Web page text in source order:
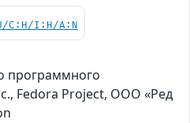
C:H/I:H/A:N
программного
Fedora Project, ООО «Ред